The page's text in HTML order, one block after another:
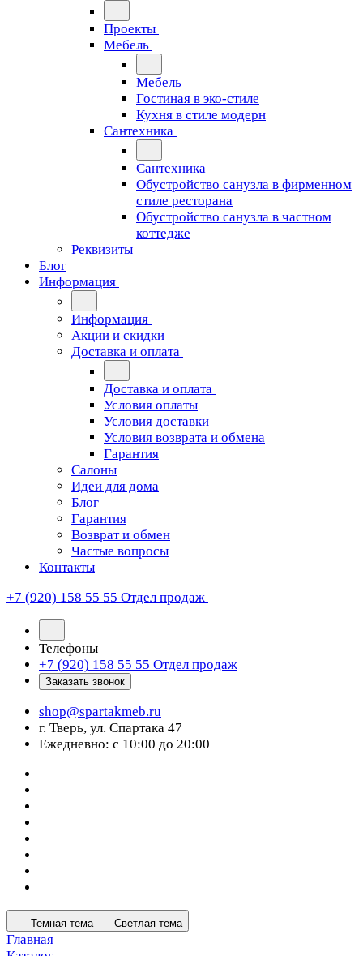
Проекты
Мебель
Мебель
Гостиная в эко-стиле
Кухня в стиле модерн
Сантехника
Сантехника
Обустройство санузла в фирменном
стиле ресторана
Обустройство санузла в частном
коттедже
Реквизиты
Блог
Информация
Информация
Акции и скидки
Доставка и оплата
Доставка и оплата
Условия оплаты
Условия доставки
Условия возврата и обмена
Гарантия
Салоны
Идеи для дома
Блог
Гарантия
Возврат и обмен
Частые вопросы
Контакты
+7 (920) 158 55 55 Отдел продаж
Телефоны
+7 (920) 158 55 55 Отдел продаж
Заказать звонок
shop@spartakmeb.ru
г. Тверь, ул. Спартака 47
Ежедневно: с 10:00 до 20:00
Темная тема Светлая тема
Главная